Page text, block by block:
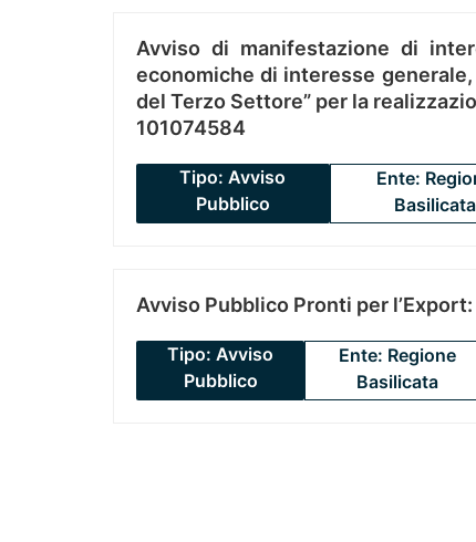
Avviso di manifestazione di
economiche di interesse
del Terzo Settore” per la
101074584
Tipo: Avviso
Pubblico
Ente:
Basilicata
Avviso Pubblico Pronti per
Tipo: Avviso
Pubblico
Ente: Regione
Basilicata